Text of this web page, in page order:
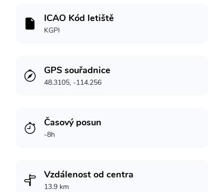
ICAO Kód letiště
KGPI
GPS souřadnice
48.3105, -114.256
Časový posun
-8h
Vzdálenost od centra
13.9 km